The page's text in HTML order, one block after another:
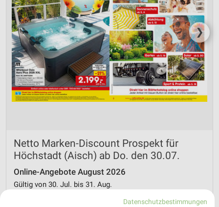
❯
Netto Marken-Discount Prospekt für
Höchstadt (Aisch) ab Do. den 30.07.
Online-Angebote August 2026
Gültig von 30. Jul. bis 31. Aug.
Datenschutzbestimmungen